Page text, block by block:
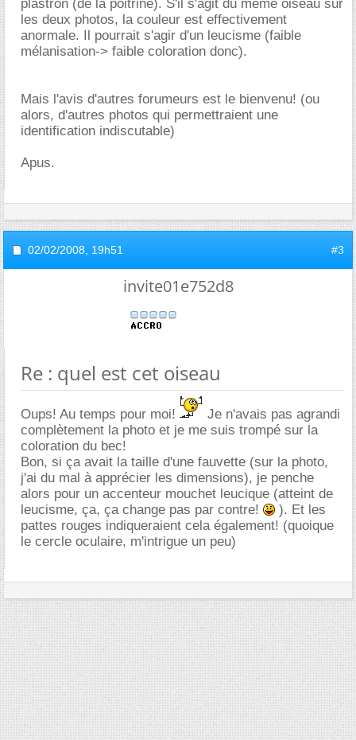
plastron (de la poitrine). S'il s'agit du même oiseau sur
les deux photos, la couleur est effectivement
anormale. Il pourrait s'agir d'un leucisme (faible
mélanisation-> faible coloration donc).
Mais l'avis d'autres forumeurs est le bienvenu! (ou
alors, d'autres photos qui permettraient une
identification indiscutable)
Apus.
02/02/2008, 19h51 #3
invite01e752d8
Re : quel est cet oiseau
Oups! Au temps pour moi!
Je n'avais pas agrandi
complètement la photo et je me suis trompé sur la
coloration du bec!
Bon, si ça avait la taille d'une fauvette (sur la photo,
j'ai du mal à apprécier les dimensions), je penche
alors pour un accenteur mouchet leucique (atteint de
leucisme, ça, ça change pas par contre!
). Et les
pattes rouges indiqueraient cela également! (quoique
le cercle oculaire, m'intrigue un peu)